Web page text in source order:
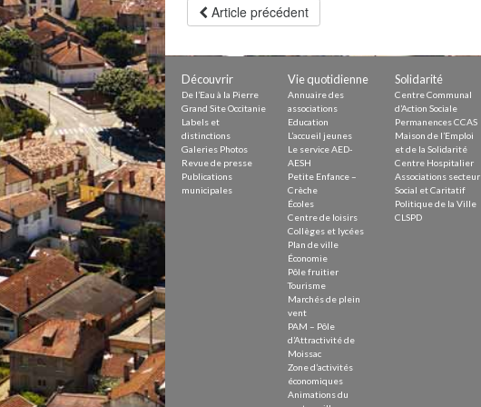
Petite Enfance – Crèche
Écoles
Pôle fruitier
Tourisme
Marchés de plein vent
PAM – Pôle d’Attractivité de Moissac
Zones d’activités économiques
Animations du centre-ville
Annuaire des commerces
Démarchage
Urbanisme
Environnement développement durable
Déchets
Eau
Prévention des risques
Crues
Article précédent
Découvrir
De l’Eau à la Pierre
Grand Site Occitanie
Labels et
distinctions
Galeries Photos
Revue de presse
Publications
municipales
Vie quotidienne
Annuaire des
associations
Education
L’accueil jeunes
Le service AED-
AESH
Petite Enfance –
Crèche
Écoles
Centre de loisirs
Collèges et lycées
Plan de ville
Économie
Pôle fruitier
Tourisme
Marchés de plein
vent
PAM – Pôle
d’Attractivité de
Moissac
Zone d’activités
économiques
Animations du
Solidarité
Centre Communal
d’Action Sociale
Permanences CCAS
Maison de l’Emploi
et de la Solidarité
Centre Hospitalier
Associations secteur
Social et Caritatif
Politique de la Ville
CLSPD